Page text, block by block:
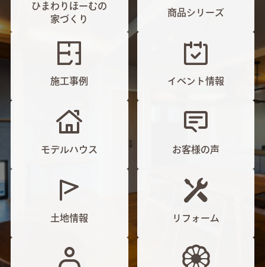
ひまわりほーむの
家づくり
商品シリーズ
施工事例 イベント情報
モデルハウス お客様の声
土地情報 リフォーム